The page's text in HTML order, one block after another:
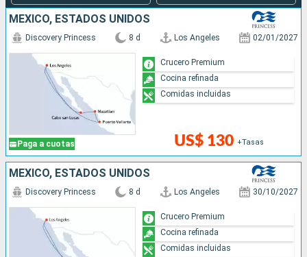
MÉXICO, ESTADOS UNIDOS
Paga a cuotas
Discovery Princess 8 d Los Angeles 02/01/2027
US$ 130 +Tasas
Crucero Premium
Cocina refinada
Comidas incluidas
MÉXICO, ESTADOS UNIDOS
Discovery Princess 8 d Los Angeles 30/10/2027
Crucero Premium
Cocina refinada
Comidas incluidas